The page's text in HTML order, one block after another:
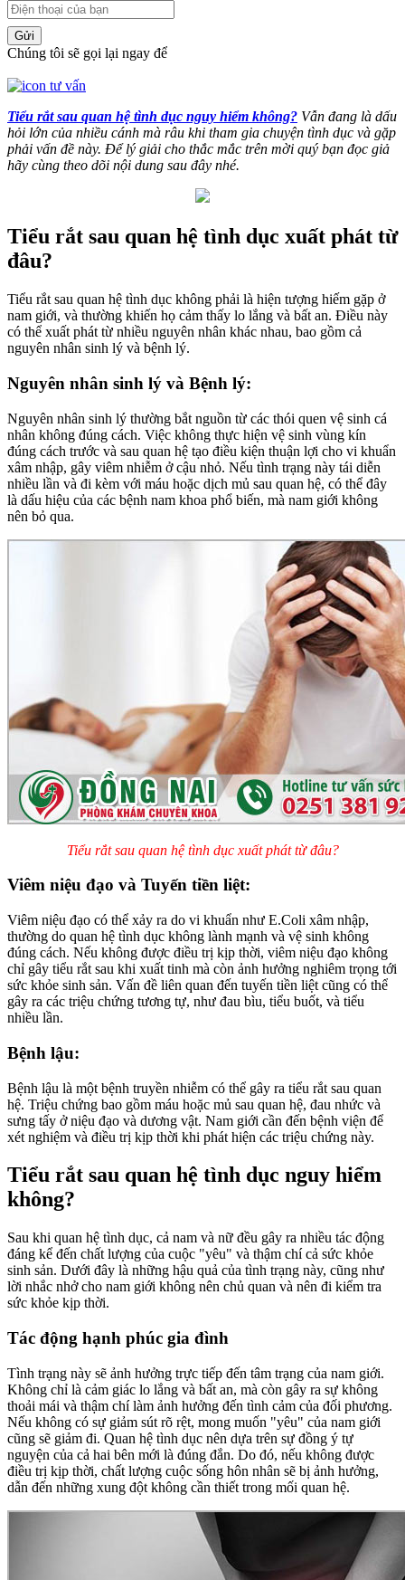
Gửi
Chúng tôi sẽ gọi lại ngay để
Tiểu rắt sau quan hệ tình dục nguy hiểm không? Vẫn đang là dấu
hỏi lớn của nhiều cánh mà râu khi tham gia chuyện tình dục và gặp
phải vấn đề này. Để lý giải cho thắc mắc trên mời quý bạn đọc giả
hãy cùng theo dõi nội dung sau đây nhé.
Tiểu rắt sau quan hệ tình dục xuất phát từ
đâu?
Tiểu rắt sau quan hệ tình dục không phải là hiện tượng hiếm gặp ở
nam giới, và thường khiến họ cảm thấy lo lắng và bất an. Điều này
có thể xuất phát từ nhiều nguyên nhân khác nhau, bao gồm cả
nguyên nhân sinh lý và bệnh lý.
Nguyên nhân sinh lý và Bệnh lý:
Nguyên nhân sinh lý thường bắt nguồn từ các thói quen vệ sinh cá
nhân không đúng cách. Việc không thực hiện vệ sinh vùng kín
đúng cách trước và sau quan hệ tạo điều kiện thuận lợi cho vi khuẩn
xâm nhập, gây viêm nhiễm ở cậu nhỏ. Nếu tình trạng này tái diễn
nhiều lần và đi kèm với máu hoặc dịch mủ sau quan hệ, có thể đây
là dấu hiệu của các bệnh nam khoa phổ biến, mà nam giới không
nên bỏ qua.
Tiểu rắt sau quan hệ tình dục xuất phát từ đâu?
Viêm niệu đạo và Tuyến tiền liệt:
Viêm niệu đạo có thể xảy ra do vi khuẩn như E.Coli xâm nhập,
thường do quan hệ tình dục không lành mạnh và vệ sinh không
đúng cách. Nếu không được điều trị kịp thời, viêm niệu đạo không
chỉ gây tiểu rắt sau khi xuất tinh mà còn ảnh hưởng nghiêm trọng tới
sức khỏe sinh sản. Vấn đề liên quan đến tuyến tiền liệt cũng có thể
gây ra các triệu chứng tương tự, như đau bìu, tiểu buốt, và tiểu
nhiều lần.
Bệnh lậu:
Bệnh lậu là một bệnh truyền nhiễm có thể gây ra tiểu rắt sau quan
hệ. Triệu chứng bao gồm máu hoặc mủ sau quan hệ, đau nhức và
sưng tấy ở niệu đạo và dương vật. Nam giới cần đến bệnh viện để
xét nghiệm và điều trị kịp thời khi phát hiện các triệu chứng này.
Tiểu rắt sau quan hệ tình dục nguy hiểm
không?
Sau khi quan hệ tình dục, cả nam và nữ đều gây ra nhiều tác động
đáng kể đến chất lượng của cuộc "yêu" và thậm chí cả sức khỏe
sinh sản. Dưới đây là những hậu quả của tình trạng này, cũng như
lời nhắc nhở cho nam giới không nên chủ quan và nên đi kiểm tra
sức khỏe kịp thời.
Tác động hạnh phúc gia đình
Tình trạng này sẽ ảnh hưởng trực tiếp đến tâm trạng của nam giới.
Không chỉ là cảm giác lo lắng và bất an, mà còn gây ra sự không
thoải mái và thậm chí làm ảnh hưởng đến tình cảm của đối phương.
Nếu không có sự giảm sút rõ rệt, mong muốn "yêu" của nam giới
cũng sẽ giảm đi. Quan hệ tình dục nên dựa trên sự đồng ý tự
nguyện của cả hai bên mới là đúng đắn. Do đó, nếu không được
điều trị kịp thời, chất lượng cuộc sống hôn nhân sẽ bị ảnh hưởng,
dẫn đến những xung đột không cần thiết trong mối quan hệ.